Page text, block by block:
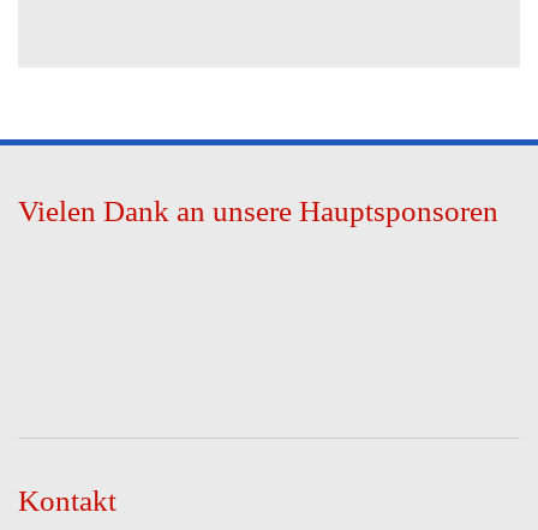
Vielen Dank an unsere Hauptsponsoren
Kontakt